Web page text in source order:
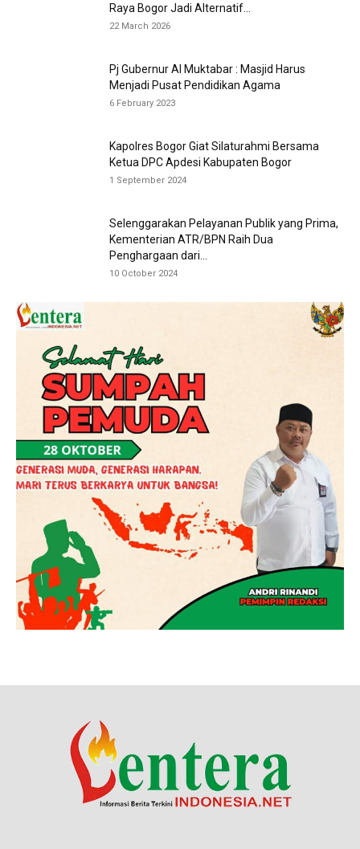
Raya Bogor Jadi Alternatif...
22 March 2026
Pj Gubernur Al Muktabar : Masjid Harus
Menjadi Pusat Pendidikan Agama
6 February 2023
Kapolres Bogor Giat Silaturahmi Bersama
Ketua DPC Apdesi Kabupaten Bogor
1 September 2024
Selenggarakan Pelayanan Publik yang Prima,
Kementerian ATR/BPN Raih Dua
Penghargaan dari...
10 October 2024